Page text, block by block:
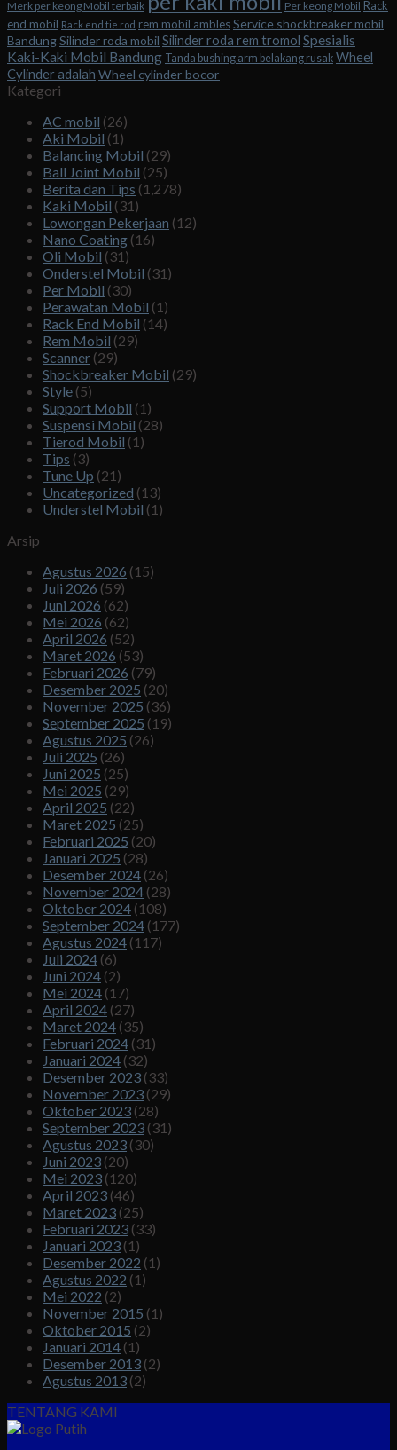
Merk per keong Mobil terbaik Per keong Mobil Rack
end mobil Rack end tie rod rem mobil amblesService shockbreaker mobil
BandungSilinder roda mobil Silinder roda rem tromol Spesialis
Kaki-Kaki Mobil Bandung Tanda bushing arm belakang rusak Wheel
Cylinder adalah Wheel cylinder bocor
Kategori
AC mobil (26)
Aki Mobil (1)
Balancing Mobil (29)
Ball Joint Mobil (25)
Berita dan Tips (1,278)
Kaki Mobil (31)
Lowongan Pekerjaan (12)
Nano Coating (16)
Oli Mobil (31)
Onderstel Mobil (31)
Per Mobil (30)
Perawatan Mobil (1)
Rack End Mobil (14)
Rem Mobil (29)
Scanner (29)
Shockbreaker Mobil (29)
Style (5)
Support Mobil (1)
Suspensi Mobil (28)
Tierod Mobil (1)
Tips (3)
Tune Up (21)
Uncategorized (13)
Understel Mobil (1)
Arsip
Agustus 2026 (15)
Juli 2026 (59)
Juni 2026 (62)
Mei 2026 (62)
April 2026 (52)
Maret 2026 (53)
Februari 2026 (79)
Desember 2025 (20)
November 2025 (36)
September 2025 (19)
Agustus 2025 (26)
Juli 2025 (26)
Juni 2025 (25)
Mei 2025 (29)
April 2025 (22)
Maret 2025 (25)
Februari 2025 (20)
Januari 2025 (28)
Desember 2024 (26)
November 2024 (28)
Oktober 2024 (108)
September 2024 (177)
Agustus 2024 (117)
Juli 2024 (6)
Juni 2024 (2)
Mei 2024 (17)
April 2024 (27)
Maret 2024 (35)
Februari 2024 (31)
Januari 2024 (32)
Desember 2023 (33)
November 2023 (29)
Oktober 2023 (28)
September 2023 (31)
Agustus 2023 (30)
Juni 2023 (20)
Mei 2023 (120)
April 2023 (46)
Maret 2023 (25)
Februari 2023 (33)
Januari 2023 (1)
Desember 2022 (1)
Agustus 2022 (1)
Mei 2022 (2)
November 2015 (1)
Oktober 2015 (2)
Januari 2014 (1)
Desember 2013 (2)
Agustus 2013 (2)
TENTANG KAMI